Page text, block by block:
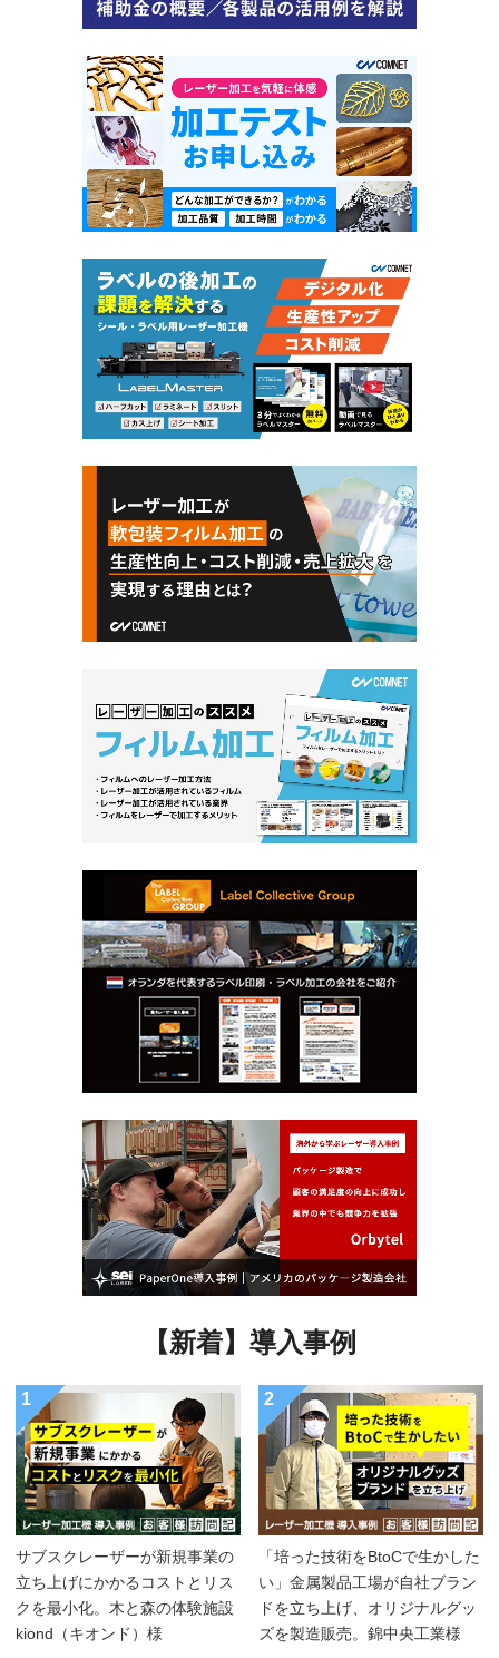
【新着】導入事例
1
サブスクレーザーが新規事業の
立ち上げにかかるコストとリス
クを最小化。木と森の体験施設
kiond（キオンド）様
2
「培った技術をBtoCで生かした
い」金属製品工場が自社ブラン
ドを立ち上げ、オリジナルグッ
ズを製造販売。錦中央工業様